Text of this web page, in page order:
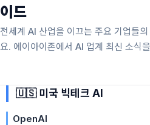
이드
전세계 AI 산업을 이끄는 주요 기업들
요. 에이아이존에서 AI 업계 최신 소식
🇺🇸 미국 빅테크 AI
OpenAI